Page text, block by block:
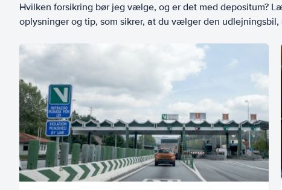
Hvilken forsikring bør jeg vælge, og er det med depositum?
oplysninger og tip, som sikrer, at du vælger den udlejningsbil,